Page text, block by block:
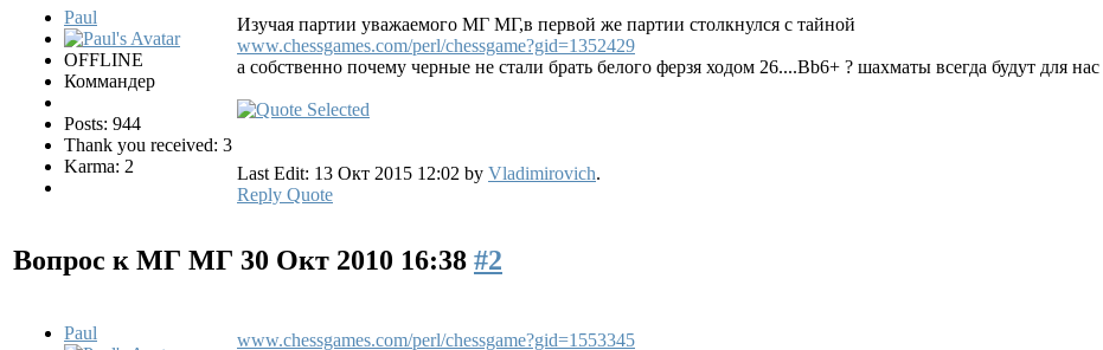
Paul
OFFLINE
Коммандер
Posts: 944
Thank you received: 3
Karma: 2
Изучая партии уважаемого МГ МГ,в первой же партии столкнулся с тайной
www.chessgames.com/perl/chessgame?gid=1352429
а собственно почему черные не стали брать белого ферзя ходом 26....Bb6+ ? шахматы всегда будут для
Last Edit: 13 Окт 2015 12:02 by Vladimirovich.
Reply Quote
Вопрос к МГ МГ 30 Окт 2010 16:38 #2
Paul www.chessgames.com/perl/chessgame?gid=1553345